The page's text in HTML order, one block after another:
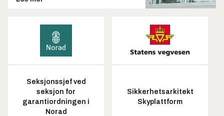
Seksjonssjef ved
seksjon for
garantiordningen i
Norad
Sikkerhetsarkitekt
Skyplattform